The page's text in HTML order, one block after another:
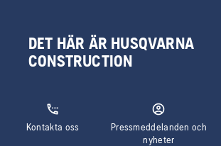
DET HÄR ÄR HUSQVARNA
CONSTRUCTION
Kontakta oss
Pressmeddelanden och
nyheter